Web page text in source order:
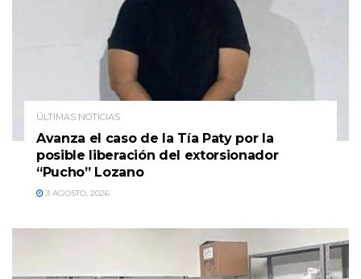
ÚLTIMAS NOTICIAS
Avanza el caso de la Tía Paty por la
posible liberación del extorsionador
“Pucho” Lozano
3 AGOSTO, 2026